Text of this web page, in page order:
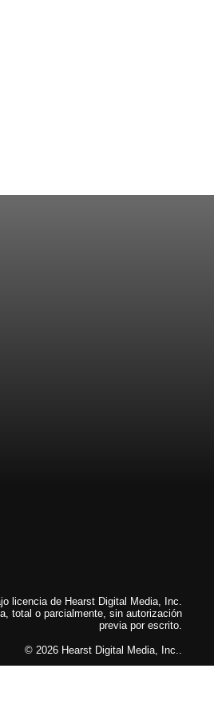
licencia de Hearst Digital Media, Inc.
total o parcialmente, sin autorización
previa por escrito.
© 2026 Hearst Digital Media, Inc..